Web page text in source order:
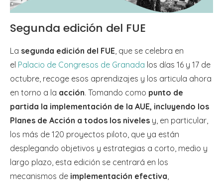
Segunda edición del FUE
La segunda edición del FUE , que se celebra en
el Palacio de Congresos de Granada los días 16 y 17 de
octubre, recoge esos aprendizajes y los articula ahora
en torno a la acción. Tomando como punto de
partida la implementación de la AUE, incluyendo los
Planes de Acción a todos los niveles y, en particular,
los más de 120 proyectos piloto, que ya están
desplegando objetivos y estrategias a corto, medio y
largo plazo, esta edición se centrará en los
mecanismos de implementación efectiva